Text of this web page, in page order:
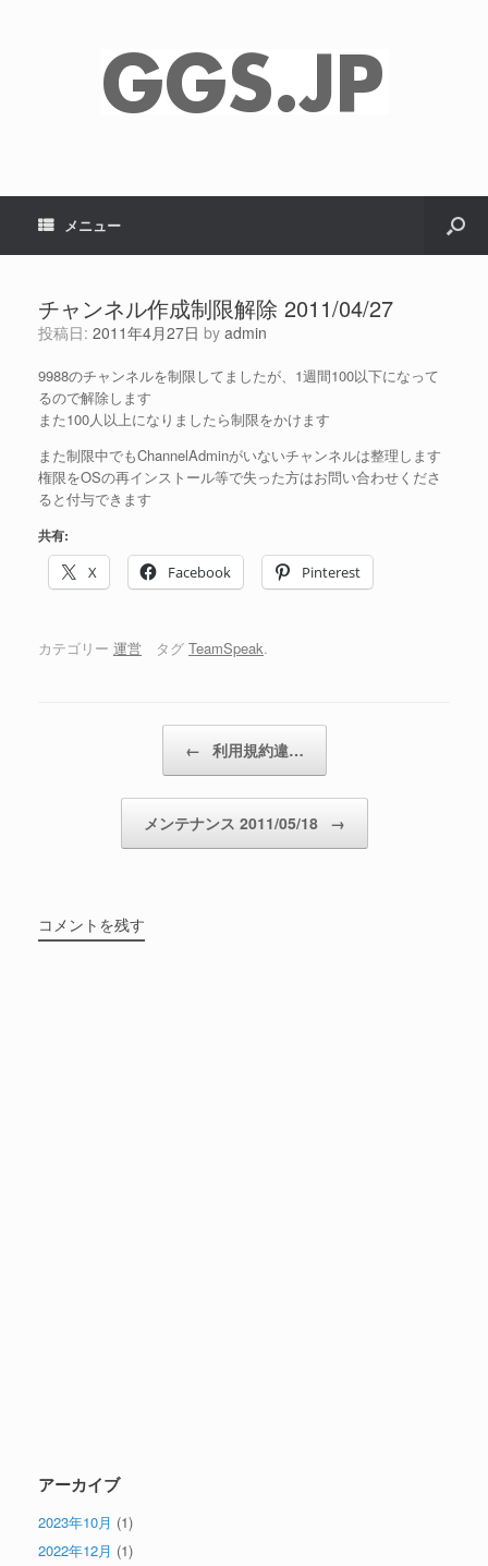
メニュー
チャンネル作成制限解除 2011/04/27
投稿日: 2011年4月27日 by admin
9988のチャンネルを制限してましたが、1週間100以下になって
るので解除します
また100人以上になりましたら制限をかけます
また制限中でもChannelAdminがいないチャンネルは整理します
権限をOSの再インストール等で失った方はお問い合わせくださ
ると付与できます
共有:
X
Facebook Pinterest
カテゴリー 運営 タグ TeamSpeak.
← 利用規約違…
メンテナンス 2011/05/18 →
コメントを残す
アーカイブ
2023年10月 (1)
2022年12月 (1)